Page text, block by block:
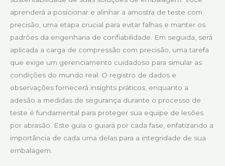
aprenderá a posicionar e alinhar a amostra de teste com
precisão, uma etapa crucial para evitar falhas e manter os
padrões da engenharia de confiabilidade. Em seguida, será
aplicada a carga de compressão com precisão, uma tarefa
que exige um gerenciamento cuidadoso para simular as
condições do mundo real. O registro de dados e
observações fornecerá insights práticos, enquanto a
adesão a medidas de segurança durante o processo de
teste é fundamental para proteger sua equipe de lesões
por abrasão. Este guia o guiará por cada fase, enfatizando a
importância de cada uma delas para a integridade de sua
embalagem.